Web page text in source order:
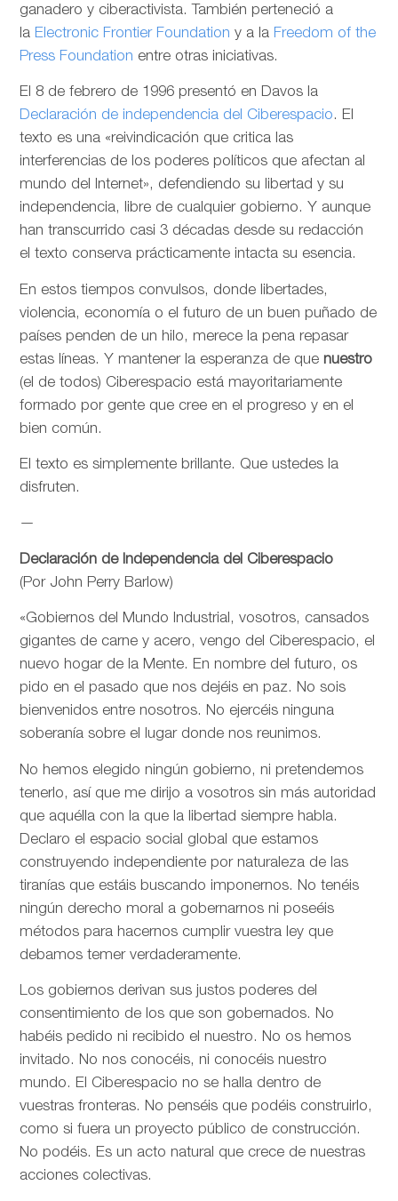
ganadero y ciberactivista. También perteneció a
la Electronic Frontier Foundation y a la Freedom of the
Press Foundation entre otras iniciativas.
El 8 de febrero de 1996 presentó en Davos la
Declaración de independencia del Ciberespacio. El
texto es una «reivindicación que critica las
interferencias de los poderes políticos que afectan al
mundo del Internet», defendiendo su libertad y su
independencia, libre de cualquier gobierno. Y aunque
han transcurrido casi 3 décadas desde su redacción
el texto conserva prácticamente intacta su esencia.
En estos tiempos convulsos, donde libertades,
violencia, economía o el futuro de un buen puñado de
países penden de un hilo, merece la pena repasar
estas líneas. Y mantener la esperanza de que nuestro
(el de todos) Ciberespacio está mayoritariamente
formado por gente que cree en el progreso y en el
bien común.
El texto es simplemente brillante. Que ustedes la
disfruten.
—
Declaración de Independencia del Ciberespacio
(Por John Perry Barlow)
«Gobiernos del Mundo Industrial, vosotros, cansados
gigantes de carne y acero, vengo del Ciberespacio, el
nuevo hogar de la Mente. En nombre del futuro, os
pido en el pasado que nos dejéis en paz. No sois
bienvenidos entre nosotros. No ejercéis ninguna
soberanía sobre el lugar donde nos reunimos.
No hemos elegido ningún gobierno, ni pretendemos
tenerlo, así que me dirijo a vosotros sin más autoridad
que aquélla con la que la libertad siempre habla.
Declaro el espacio social global que estamos
construyendo independiente por naturaleza de las
tiranías que estáis buscando imponernos. No tenéis
ningún derecho moral a gobernarnos ni poseéis
métodos para hacernos cumplir vuestra ley que
debamos temer verdaderamente.
Los gobiernos derivan sus justos poderes del
consentimiento de los que son gobernados. No
habéis pedido ni recibido el nuestro. No os hemos
invitado. No nos conocéis, ni conocéis nuestro
mundo. El Ciberespacio no se halla dentro de
vuestras fronteras. No penséis que podéis construirlo,
como si fuera un proyecto público de construcción.
No podéis. Es un acto natural que crece de nuestras
acciones colectivas.